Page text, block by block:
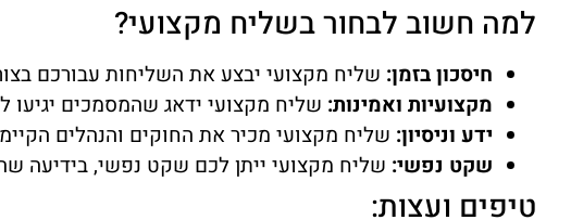
למה חשוב לבחור בשליח מקצועי?
חיסכון בזמן: שליח מקצועי יבצע את השליחות עבורכם
מקצועיות ואמינות: שליח מקצועי ידאג שהמסמכים יגיעו
ידע וניסיון: שליח מקצועי מכיר את החוקים והנהלים
שקט נפשי: שליח מקצועי ייתן לכם שקט נפשי, בידיעה
טיפים ועצות: